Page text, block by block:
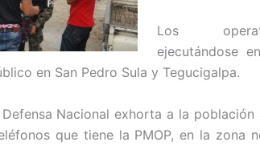
Los
ejecutándose
en San Pedro Sula y Tegucigalpa.
Nacional exhorta a la población
que tiene la PMOP, en la zona